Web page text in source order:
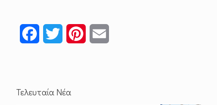
FacebookTwitter Pinterest
Τελευταία Νέα